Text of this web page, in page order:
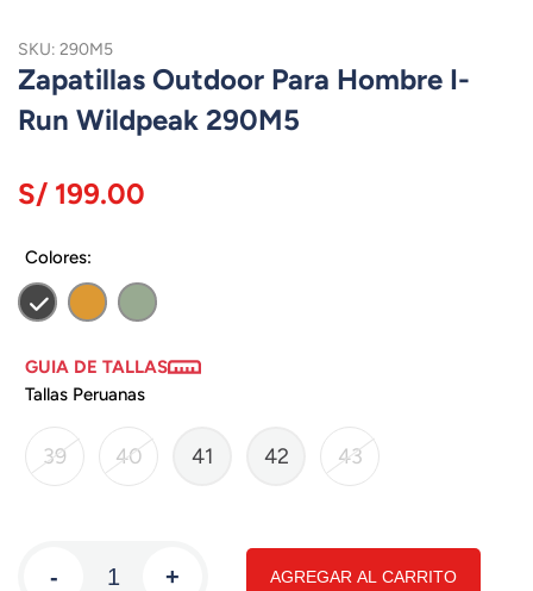
SKU: 290M5
Zapatillas Outdoor Para Hombre I-
Run Wildpeak 290M5
S/ 199.00
Colores:
GUIA DE TALLAS
Tallas Peruanas
39 40 41 42 43
- + AGREGAR AL CARRITO